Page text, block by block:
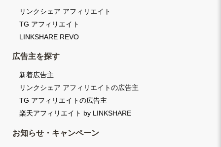
リンクシェア アフィリエイト
TG アフィリエイト
LINKSHARE REVO
広告主を探す
新着広告主
リンクシェア アフィリエイトの広告主
TG アフィリエイトの広告主
楽天アフィリエイト by LINKSHARE
お知らせ・キャンペーン